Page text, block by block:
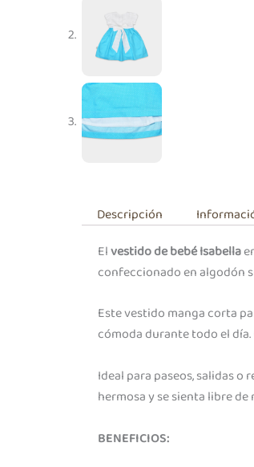
Descripción
Elvestido de bebé Isabella
confeccionado en algodón
Este vestido manga corta
cómoda durante todo el
Ideal para paseos, salidas
hermosa y se sienta libre de
BENEFICIOS: